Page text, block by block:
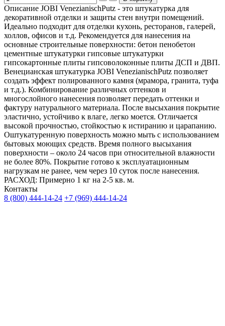
Описание JOBI VenezianischPutz - это штукатурка для
декоративной отделки и защиты стен внутри помещений.
Идеально подходит для отделки кухонь, ресторанов, галерей,
холлов, офисов и т.д. Рекомендуется для нанесения на
основные строительные поверхности: бетон пенобетон
цементные штукатурки гипсовые штукатурки
гипсокартонные плиты гипсоволоконные плиты ДСП и ДВП.
Венецианская штукатурка JOBI VenezianischPutz позволяет
создать эффект полированного камня (мрамора, гранита, туфа
и т.д.). Комбинирование различных оттенков и
многослойного нанесения позволяет передать оттенки и
фактуру натурального материала. После высыхания покрытие
эластично, устойчиво к влаге, легко моется. Отличается
высокой прочностью, стойкостью к истиранию и царапанию.
Оштукатуренную поверхность можно мыть с использованием
бытовых моющих средств. Время полного высыхания
поверхности – около 24 часов при относительной влажности
не более 80%. Покрытие готово к эксплуатационным
нагрузкам не ранее, чем через 10 суток после нанесения.
РАСХОД: Примерно 1 кг на 2-5 кв. м.
Контакты
8 (800) 444-14-24 +7 (969) 444-14-24